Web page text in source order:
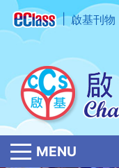
啟基刊物
MENU